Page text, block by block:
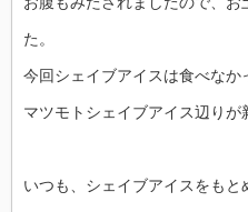
た。
今回シェイブアイスは食べなか
マツモトシェイブアイス辺りが
いつも、シェイブアイスをも